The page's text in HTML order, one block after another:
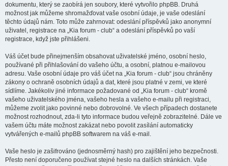
dokumentu, který se zaobírá jen soubory, které vytvořilo phpBB. Druhá
možnost jak můžeme shromažďovat vaše osobní údaje, je vaše odeslání
těchto údajů nám. Toto může zahrnovat: odeslání příspěvků jako anonymní
uživatel, registrace na „Kia forum - club“ a odeslání příspěvků po vaší
registrace, když jste přihlášeni.
Váš účet bude přinejmenším obsahovat uživatelské jméno, osobní heslo,
používané při přihlašování do vašeho účtu, a osobní, platnou e-mailovou
adresu. Vaše osobní údaje pro váš účet na „Kia forum - club“ jsou chráněny
zákony o ochraně osobních údajů a dat, které jsou platné v zemi, ve které
sídlíme. Jakékoliv jiné informace požadované od „Kia forum - club“ kromě
vašeho uživatelského jména, vašeho hesla a vašeho e-mailu při registraci,
můžeme zvolit jako povinné nebo dobrovolné. Ve všech případech dostanete
možnost rozhodnout, zda-li tyto informace budou veřejně zobrazitelné. Dále ve
vašem účtu máte možnost zakázat nebo povolit zasílání automaticky
vytvářených e-mailů phpBB softwarem na váš e-mail.
Vaše heslo je zašifrováno (jednosměrný hash) pro zajištění jeho bezpečnosti.
Přesto není doporučeno používat stejné heslo na dalších stránkách. Vaše